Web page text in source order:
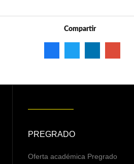
Compartir
PREGRADO
Oferta académica Pregrado